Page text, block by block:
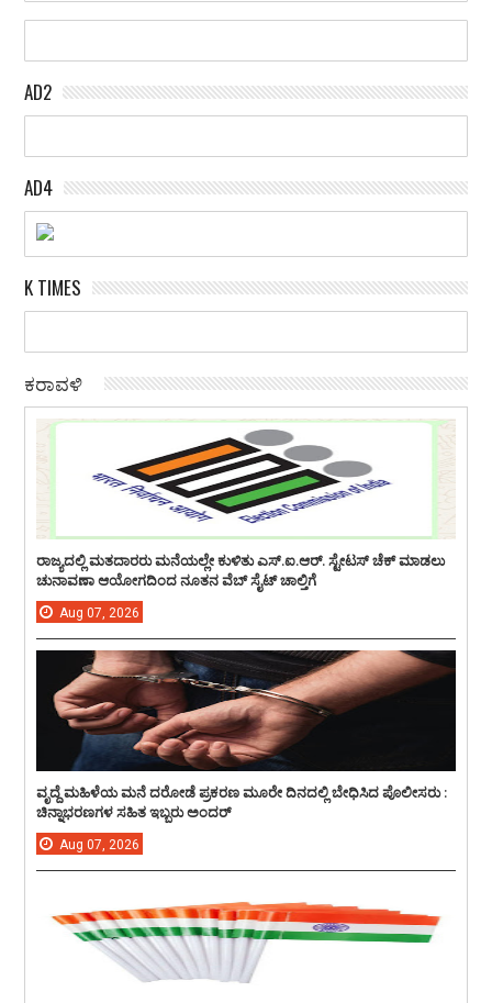
AD2
AD4
K TIMES
ಕರಾವಳಿ
ರಾಜ್ಯದಲ್ಲಿ ಮತದಾರರು ಮನೆಯಲ್ಲೇ ಕುಳಿತು ಎಸ್.ಐ.ಆರ್. ಸ್ಟೇಟಸ್ ಚೆಕ್ ಮಾಡಲು
ಚುನಾವಣಾ ಆಯೋಗದಿಂದ ನೂತನ ವೆಬ್ ಸೈಟ್ ಚಾಲ್ತಿಗೆ
Aug 07, 2026
ವೃದ್ದೆ ಮಹಿಳೆಯ ಮನೆ ದರೋಡೆ ಪ್ರಕರಣ ಮೂರೇ ದಿನದಲ್ಲಿ ಬೇಧಿಸಿದ ಪೊಲೀಸರು :
ಚಿನ್ನಾಭರಣಗಳ ಸಹಿತ ಇಬ್ಬರು ಅಂದರ್
Aug 07, 2026